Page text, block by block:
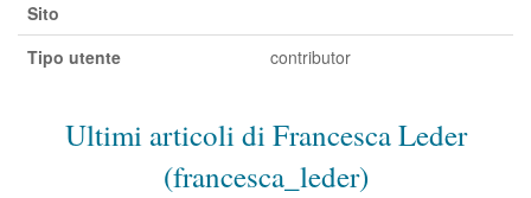
Sito
Tipo utente
contributor
Ultimi articoli di Francesca Leder
(francesca_leder)